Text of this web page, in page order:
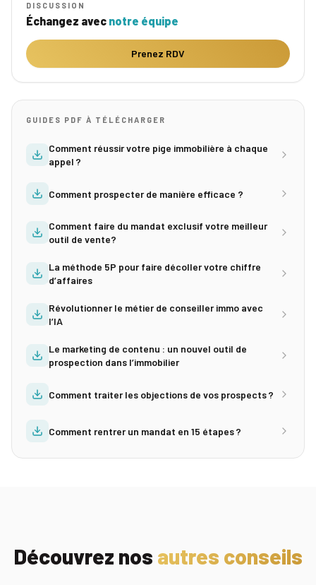
DISCUSSION
Échangez avec notre équipe
Prenez RDV
GUIDES PDF À TÉLÉCHARGER
Comment réussir votre pige immobilière à chaque
appel ?
Comment prospecter de manière efficace ?
Comment faire du mandat exclusif votre meilleur
outil de vente?
La méthode 5P pour faire décoller votre chiffre
d’affaires
Révolutionner le métier de conseiller immo avec
l’IA
Le marketing de contenu : un nouvel outil de
prospection dans l’immobilier
Comment traiter les objections de vos prospects ?
Comment rentrer un mandat en 15 étapes ?
Découvrez nos autres conseils